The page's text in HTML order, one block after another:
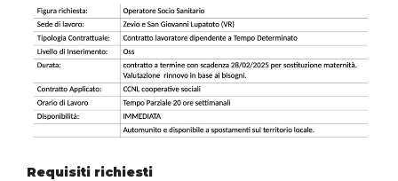
Requisiti richiesti